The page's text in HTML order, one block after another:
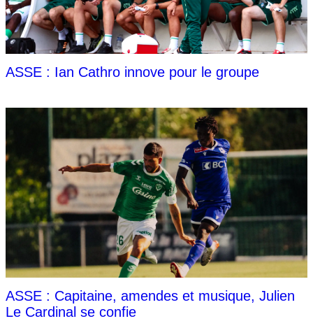
ASSE : Ian Cathro innove pour le groupe
ASSE : Capitaine, amendes et musique, Julien
Le Cardinal se confie